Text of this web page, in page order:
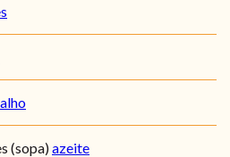
alho
(sopa)azeite